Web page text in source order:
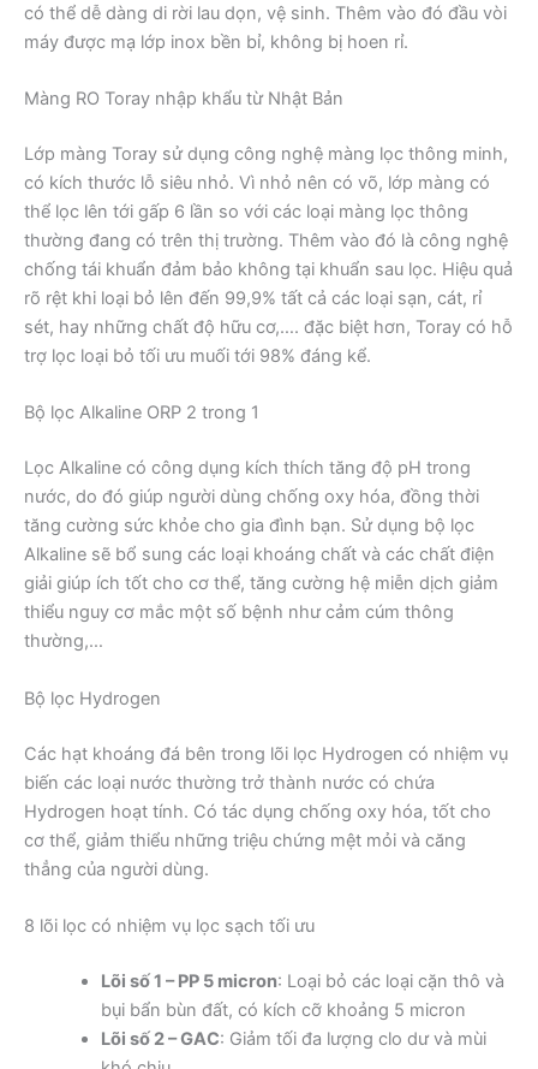
có thể dễ dàng di rời lau dọn, vệ sinh. Thêm vào đó đầu vòi
máy được mạ lớp inox bền bỉ, không bị hoen rỉ.
Màng RO Toray nhập khẩu từ Nhật Bản
Lớp màng Toray sử dụng công nghệ màng lọc thông minh,
có kích thước lỗ siêu nhỏ. Vì nhỏ nên có võ, lớp màng có
thể lọc lên tới gấp 6 lần so với các loại màng lọc thông
thường đang có trên thị trường. Thêm vào đó là công nghệ
chống tái khuẩn đảm bảo không tại khuẩn sau lọc. Hiệu quả
rõ rệt khi loại bỏ lên đến 99,9% tất cả các loại sạn, cát, rỉ
sét, hay những chất độ hữu cơ,…. đặc biệt hơn, Toray có hỗ
trợ lọc loại bỏ tối ưu muối tới 98% đáng kể.
Bộ lọc Alkaline ORP 2 trong 1
Lọc Alkaline có công dụng kích thích tăng độ pH trong
nước, do đó giúp người dùng chống oxy hóa, đồng thời
tăng cường sức khỏe cho gia đình bạn. Sử dụng bộ lọc
Alkaline sẽ bổ sung các loại khoáng chất và các chất điện
giải giúp ích tốt cho cơ thể, tăng cường hệ miễn dịch giảm
thiểu nguy cơ mắc một số bệnh như cảm cúm thông
thường,…
Bộ lọc Hydrogen
Các hạt khoáng đá bên trong lõi lọc Hydrogen có nhiệm vụ
biến các loại nước thường trở thành nước có chứa
Hydrogen hoạt tính. Có tác dụng chống oxy hóa, tốt cho
cơ thể, giảm thiểu những triệu chứng mệt mỏi và căng
thẳng của người dùng.
8 lõi lọc có nhiệm vụ lọc sạch tối ưu
Lõi số 1 – PP 5 micron: Loại bỏ các loại cặn thô và
bụi bẩn bùn đất, có kích cỡ khoảng 5 micron
Lõi số 2 – GAC: Giảm tối đa lượng clo dư và mùi